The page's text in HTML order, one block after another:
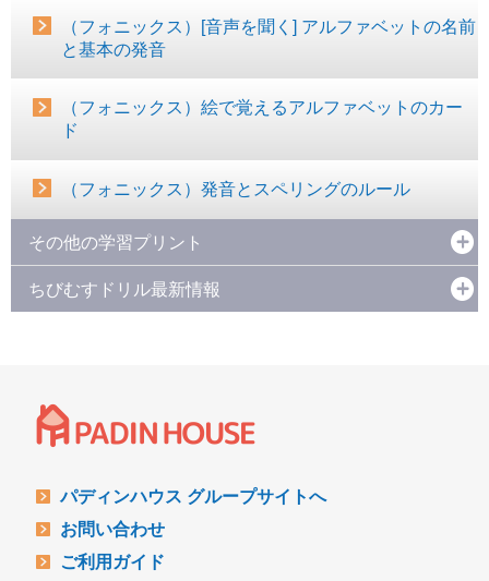
（フォニックス）[音声を聞く] アルファベットの名前
と基本の発音
（フォニックス）絵で覚えるアルファベットのカー
ド
（フォニックス）発音とスペリングのルール
その他の学習プリント
ちびむすドリル最新情報
パディンハウス グループサイトへ
お問い合わせ
ご利用ガイド